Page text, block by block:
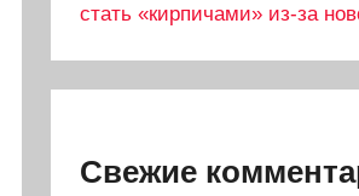
стать «кирпичами» из-за
Свежие